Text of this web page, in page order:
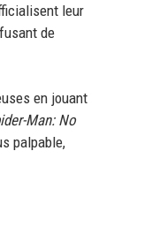
leur
de
en jouant
Man: No
palpable,